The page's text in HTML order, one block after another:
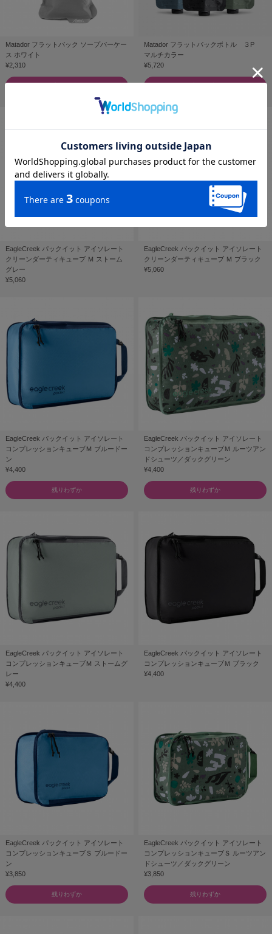
Matador フラットパック ソープバーケー
ス ホワイト
¥2,310
Matador フラットパックボトル ３P
マルチカラー
¥5,720
EagleCreek パックイット アイソレート
クリーンダーティキューブ Ｍ ストーム
グレー
¥5,060
EagleCreek パックイット アイソレート
クリーンダーティキューブ Ｍ ブラック
¥5,060
EagleCreek パックイット アイソレート
コンプレッションキューブＭ ブルードー
ン
¥4,400
残りわずか
EagleCreek パックイット アイソレート
コンプレッションキューブＭ ルーツアン
ドシューツ／ダックグリーン
¥4,400
残りわずか
EagleCreek パックイット アイソレート
コンプレッションキューブＭ ストームグ
レー
¥4,400
EagleCreek パックイット アイソレート
コンプレッションキューブＭ ブラック
¥4,400
EagleCreek パックイット アイソレート
コンプレッションキューブＳ ブルードー
ン
¥3,850
残りわずか
EagleCreek パックイット アイソレート
コンプレッションキューブＳ ルーツアン
ドシューツ／ダックグリーン
¥3,850
残りわずか